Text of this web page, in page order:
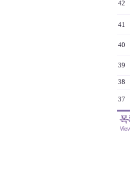
42
41
40
39
38
37